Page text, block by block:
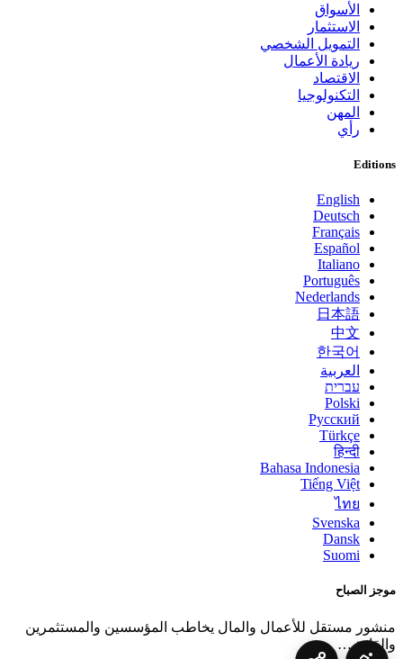
الأسواق
الاستثمار
التمويل الشخصي
ريادة الأعمال
الاقتصاد
التكنولوجيا
المهن
رأي
Editions
English
Deutsch
Français
Español
Italiano
Português
Nederlands
日本語
中文
한국어
العربية
עברית
Polski
Русский
Türkçe
हिन्दी
Bahasa Indonesia
Tiếng Việt
ไทย
Svenska
Dansk
Suomi
موجز الصباح
منشور مستقل للأعمال والمال يخاطب المؤسسين والمستثمرين
والقادة.…